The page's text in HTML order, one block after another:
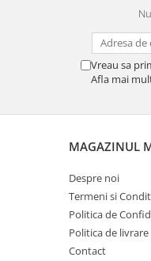
Vreau sa
Afla mai
MAGAZINUL
Despre noi
Termeni si
Politica de
Politica de livrare
Contact